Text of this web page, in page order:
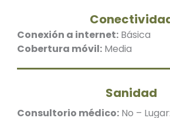
Conexión a internet: Básica
Cobertura móvil: Media
Sanidad
Consultorio médico: No –